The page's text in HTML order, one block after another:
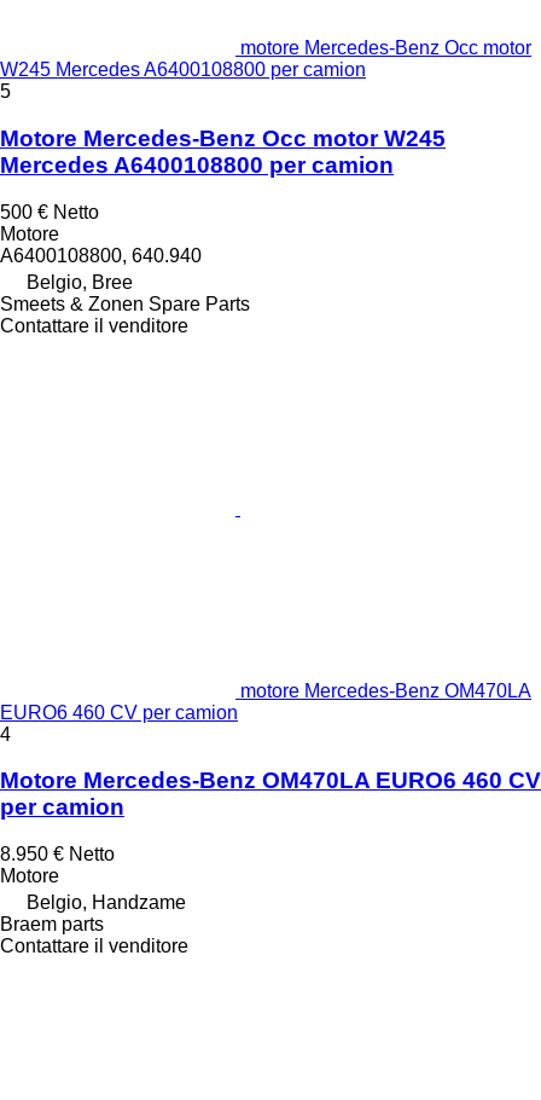
motore Mercedes-Benz Occ motor
W245 Mercedes A6400108800 per camion
5
Motore Mercedes-Benz Occ motor W245
Mercedes A6400108800 per camion
500 € Netto
Motore
A6400108800, 640.940
Belgio, Bree
Smeets & Zonen Spare Parts
Contattare il venditore
motore Mercedes-Benz OM470LA
EURO6 460 CV per camion
4
Motore Mercedes-Benz OM470LA EURO6 460 CV
per camion
8.950 € Netto
Motore
Belgio, Handzame
Braem parts
Contattare il venditore